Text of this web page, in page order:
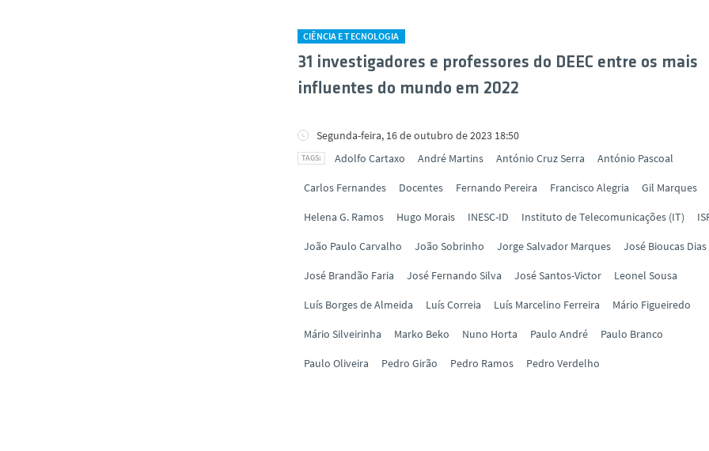
CIÊNCIA E TECNOLOGIA
31 investigadores e professores do DEEC entre os mais
influentes do mundo em 2022
Segunda-feira, 16 de outubro de 2023 18:50
Adolfo Cartaxo
André Martins António Cruz Serra António Pascoal
Carlos Fernandes Docentes Fernando Pereira Francisco Alegria Gil Marques
Helena G. Ramos Hugo Morais INESC-ID Instituto de Telecomunicações (IT)
João Paulo Carvalho João Sobrinho Jorge Salvador Marques José Bioucas Dias
José Brandão Faria José Fernando Silva José Santos-Victor Leonel Sousa
Luís Borges de Almeida Luís Correia Luís Marcelino Ferreira Mário Figueiredo
Mário Silveirinha Marko Beko Nuno Horta Paulo André Paulo Branco
Paulo Oliveira Pedro Girão Pedro Ramos Pedro Verdelho